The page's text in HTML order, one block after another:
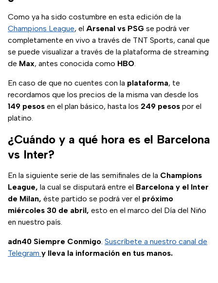
pronto.
Como ya ha sido costumbre en esta edición de la
Champions League, el Arsenal vs PSG se podrá ver
completamente en vivo a través de TNT Sports, canal que
se puede visualizar a través de la plataforma de streaming
de Max, antes conocida como HBO.
En caso de que no cuentes con la plataforma, te
recordamos que los precios de la misma van desde los
149 pesos en el plan básico, hasta los 249 pesos por el
platino.
¿Cuándo y a qué hora es el Barcelona
vs Inter?
En la siguiente serie de las semifinales de la Champions
League, la cual se disputará entre el Barcelona y el Inter
de Milan, éste partido se podrá ver el próximo
miércoles 30 de abril, esto en el marco del Día del Niño
en nuestro país.
adn40 Siempre Conmigo. Suscríbete a nuestro canal de
Telegram y lleva la información en tus manos.